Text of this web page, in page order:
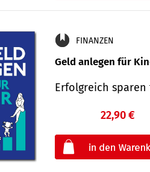
FINANZEN
Geld anlegen für
Erfolgreich
22,90 €